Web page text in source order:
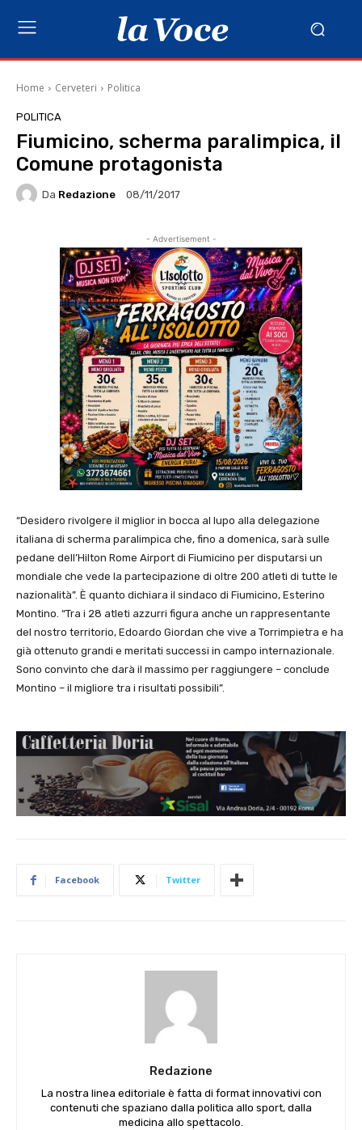
Home Cerveteri Politica
POLITICA
Fiumicino, scherma paralimpica, il
Comune protagonista
Da Redazione 08/11/2017
- Advertisement -
“Desidero rivolgere il miglior in bocca al lupo alla delegazione
italiana di scherma paralimpica che, fino a domenica, sarà sulle
pedane dell’Hilton Rome Airport di Fiumicino per disputarsi un
mondiale che vede la partecipazione di oltre 200 atleti di tutte le
nazionalità”. È quanto dichiara il sindaco di Fiumicino, Esterino
Montino. “Tra i 28 atleti azzurri figura anche un rappresentante
del nostro territorio, Edoardo Giordan che vive a Torrimpietra e ha
già ottenuto grandi e meritati successi in campo internazionale.
Sono convinto che darà il massimo per raggiungere – conclude
Montino – il migliore tra i risultati possibili”.
Facebook Twitter
Redazione
La nostra linea editoriale è fatta di format innovativi con
contenuti che spaziano dalla politica allo sport, dalla
medicina allo spettacolo.